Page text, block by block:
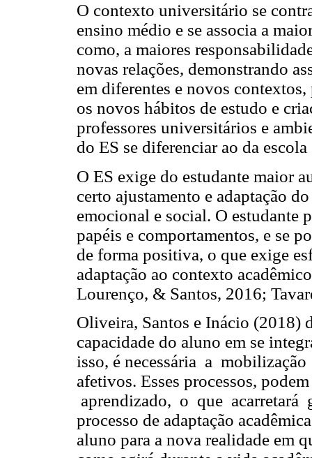
O contexto universitário se
ensino médio e se associa a
como, a maiores
novas relações, demonstrando
em diferentes e novos contextos,
os novos hábitos de estudo e
professores universitários e
do ES se diferenciar ao da
O ES exige do estudante maior
certo ajustamento e adaptação
emocional e social. O estudante
papéis e comportamentos, e se
de forma positiva, o que exige
adaptação ao contexto
Lourenço, & Santos, 2016;
Oliveira, Santos e Inácio (2018)
capacidade do aluno em se
isso, é necessária a
afetivos. Esses processos,
aprendizado, o que acarretará
processo de adaptação
aluno para a nova realidade em